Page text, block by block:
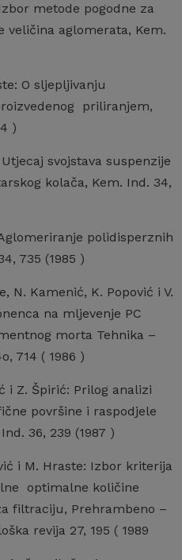
metode pogodne za
veličina aglomerata, Kem.
O sljepljivanju
priliranjem,
)
svojstava suspenzije
kolača, Kem. Ind. 34,
polidisperznih
735 (1985 )
N. Kamenić, K. Popović i V.
na mljevenje PC
morta Tehnika –
714 ( 1986 )
i Z. Špirić: Prilog analizi
površine i raspodjele
36, 239 (1987 )
i M. Hraste: Izbor kriterija
optimalne količine
filtraciju, Prehrambeno –
revija 27, 195 ( 1989